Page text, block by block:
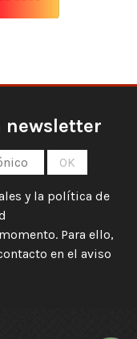
newsletter
y la política de
Para ello,
en el aviso